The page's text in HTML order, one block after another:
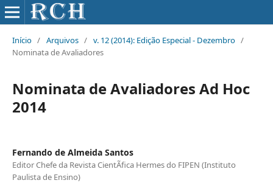
Início / Arquivos / v. 12 (2014): Edição Especial - Dezembro /
Nominata de Avaliadores
Nominata de Avaliadores Ad Hoc
2014
Fernando de Almeida Santos
Editor Chefe da Revista CientÃ­fica Hermes do FIPEN (Instituto
Paulista de Ensino)